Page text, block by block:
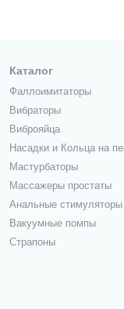
Каталог
Фаллоимитаторы
Вибраторы
Виброяйца
Насадки и Кольца на
Мастурбаторы
Массажеры простаты
Анальные стимуляторы
Вакуумные помпы
Страпоны